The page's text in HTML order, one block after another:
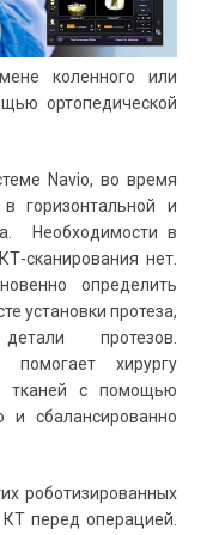
коленного или
ортопедической
Navio, во время
горизонтальной и
Необходимости в
сканирования нет.
определить
установки протеза,
протезов.
помогает хирургу
тканей с помощью
сбалансированно
роботизированных
перед операцией.